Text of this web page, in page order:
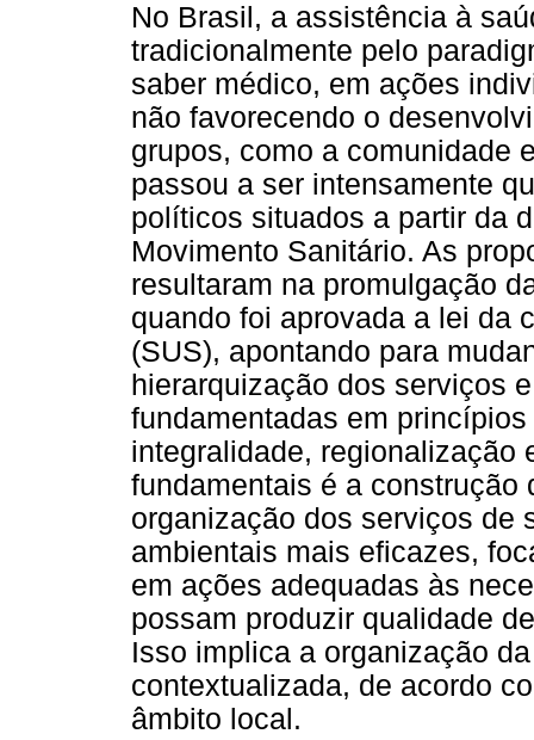
No Brasil, a assistência à
tradicionalmente pelo
saber médico, em ações
não favorecendo o
grupos, como a comunidade
passou a ser intensamente
políticos situados a partir da
Movimento Sanitário. As
resultaram na promulgação
quando foi aprovada a lei da
(SUS), apontando para
hierarquização dos serviços
fundamentadas em
integralidade, regionalização
fundamentais é a construção
organização dos serviços de
ambientais mais eficazes,
em ações adequadas às
possam produzir qualidade
Isso implica a organização
contextualizada, de acordo
âmbito local.